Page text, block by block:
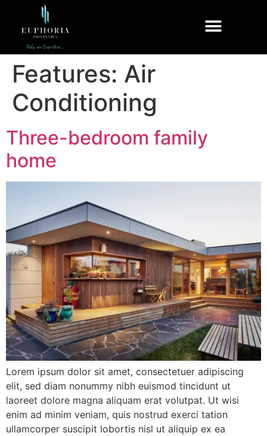
Features: Air
Conditioning
Three-bedroom family
home
Lorem ipsum dolor sit amet, consectetuer adipiscing
elit, sed diam nonummy nibh euismod tincidunt ut
laoreet dolore magna aliquam erat volutpat. Ut wisi
enim ad minim veniam, quis nostrud exerci tation
ullamcorper suscipit lobortis nisl ut aliquip ex ea